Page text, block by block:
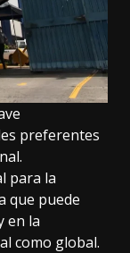
preferentes
para la
que puede
en la
como global.